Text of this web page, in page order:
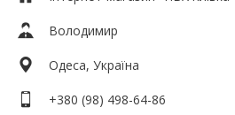
Володимир
Одеса, Україна
+380 (98) 498-64-86